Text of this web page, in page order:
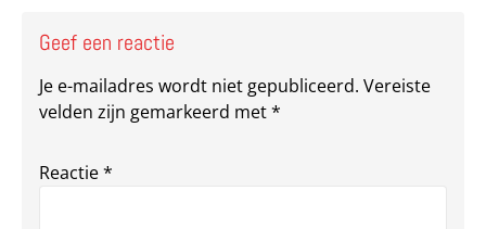
Geef een reactie
Je e-mailadres wordt niet gepubliceerd. Vereiste
velden zijn gemarkeerd met*
Reactie*